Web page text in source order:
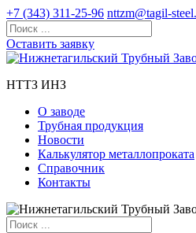
+7 (343) 311-25-96 nttzm@tagil-
Оставить заявку
НТТЗ ИНЗ
О заводе
Трубная продукция
Новости
Калькулятор металлопроката
Справочник
Контакты